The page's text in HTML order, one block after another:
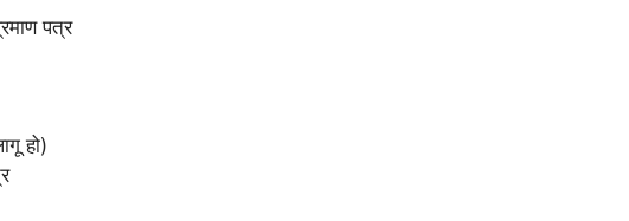
पत्र
हो)